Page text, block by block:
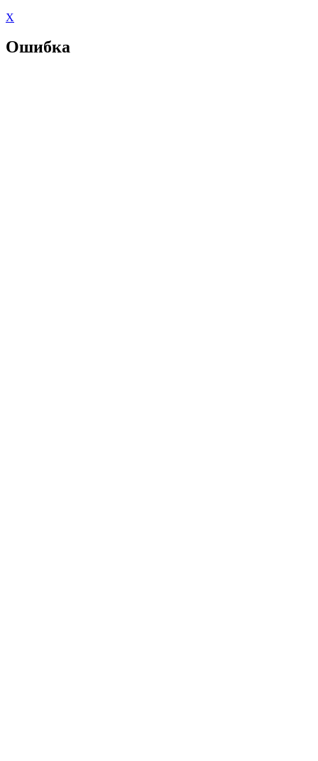
X
Ошибка